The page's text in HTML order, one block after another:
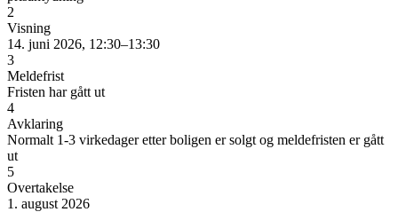
2
Visning
14. juni 2026, 12:30–13:30
3
Meldefrist
Fristen har gått ut
4
Avklaring
Normalt 1-3 virkedager etter boligen er solgt og meldefristen er gått
ut
5
Overtakelse
1. august 2026